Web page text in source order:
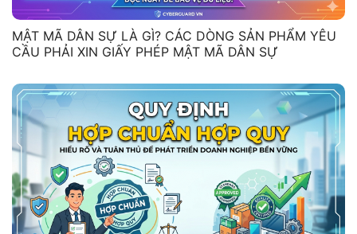
MẬT MÃ DÂN SỰ LÀ GÌ? CÁC DÒNG SẢN PHẨM YÊU
CẦU PHẢI XIN GIẤY PHÉP MẬT MÃ DÂN SỰ